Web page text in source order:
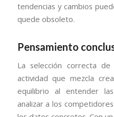
tendencias y cambios
quede obsoleto.
Pensamiento
La selección correcta
actividad que mezcla
equilibrio al entender
analizar a los